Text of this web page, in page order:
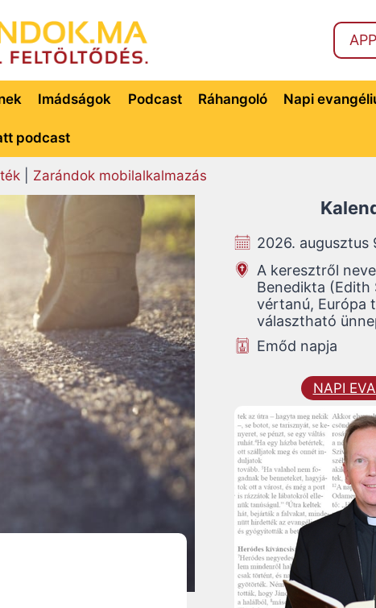
APP
Imádságok Podcast Ráhangoló Napi
podcast
| Zarándok mobilalkalmazás
2026. augusztus
A keresztről
Benedikta (Edith
vértanú, Európa
választható
Emőd napja
NAPI